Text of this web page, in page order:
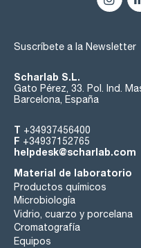
Suscríbete a la Newsletter
Scharlab S.L.
Gato Pérez, 33. Pol. Ind.
Barcelona, España
T +34937456400
F +34937152765
helpdesk@scharlab.com
Material de laboratorio
Productos químicos
Microbiología
Vidrio, cuarzo y porcelana
Cromatografía
Equipos